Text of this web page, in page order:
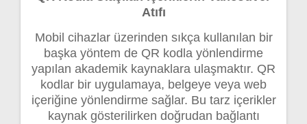
Atıfı
Mobil cihazlar üzerinden sıkça kullanılan bir
başka yöntem de QR kodla yönlendirme
yapılan akademik kaynaklara ulaşmaktır. QR
kodlar bir uygulamaya, belgeye veya web
içeriğine yönlendirme sağlar. Bu tarz içerikler
kaynak gösterilirken doğrudan bağlantı